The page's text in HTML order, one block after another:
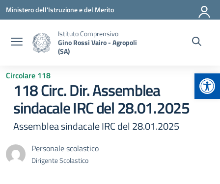
Vai ai contenuti
Vai al menu di navigazione
Vai al footer
Ministero dell'Istruzione e del Merito
Istituto Comprensivo
Gino Rossi Vairo - Agropoli
(SA)
Circolare 118
118 Circ. Dir. Assemblea
sindacale IRC del 28.01.2025
Assemblea sindacale IRC del 28.01.2025
Personale scolastico
Dirigente Scolastico